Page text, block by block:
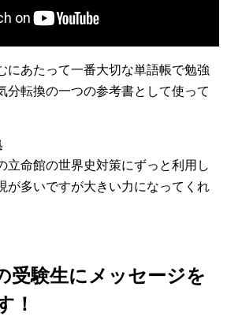
にあたって一番大切な単語帳で勉強
分転換の一つの参考書として使って
立命館の世界史対策にずっと利用し
が多いですが大きい力になってくれ
受験生にメッセージを
！